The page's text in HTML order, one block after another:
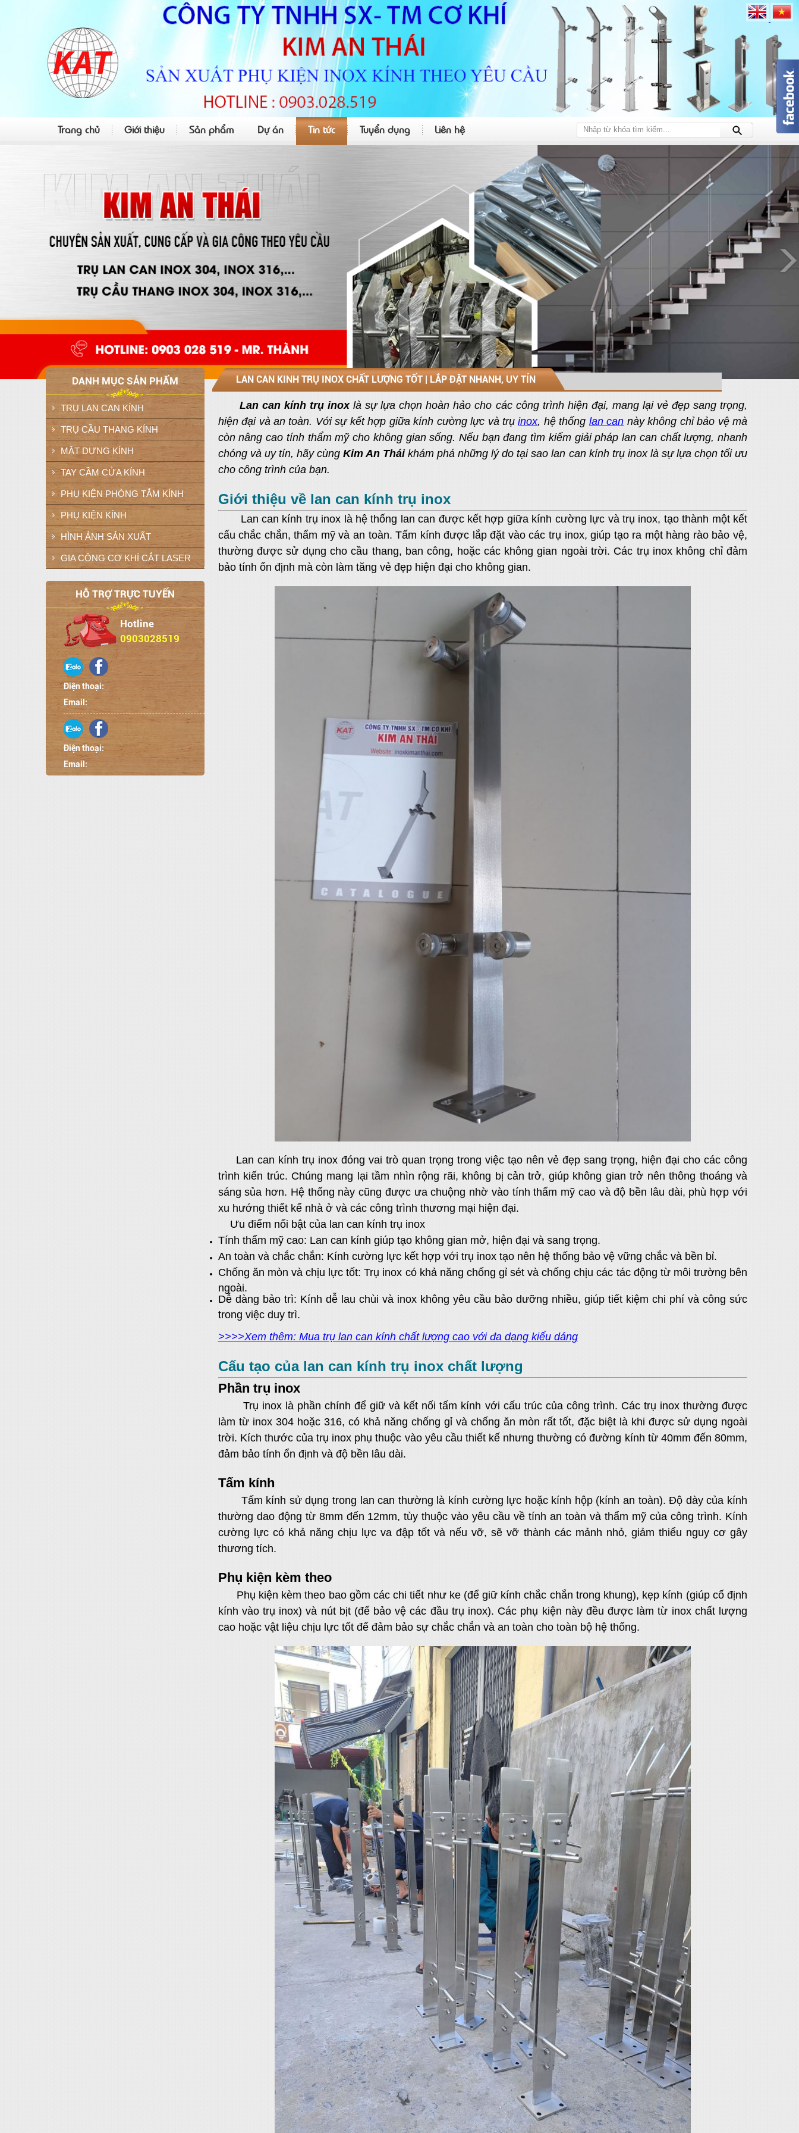
Trang chủ Giới thiệu Sản phẩm Dự án Tin tức Tuyển dụng Liên hệ
DANH MỤC SẢN PHẨM
TRỤ LAN CAN KÍNH
TRỤ CẦU THANG KÍNH
MẶT DỰNG KÍNH
TAY CẦM CỬA KÍNH
PHỤ KIỆN PHÒNG TẮM KÍNH
PHỤ KIỆN KÍNH
HÌNH ẢNH SẢN XUẤT
GIA CÔNG CƠ KHÍ CẮT LASER
HỖ TRỢ TRỰC TUYẾN
Hotline
0903028519
Điện thoại:
Email:
Điện thoại:
Email:
LAN CAN KINH TRỤ INOX CHẤT LƯỢNG TỐT | LẮP ĐẶT NHANH, UY TÍN
Lan can kính trụ inoxlà sự lựa chọn hoàn hảo cho các công trình hiện đại, mang lại vẻ đẹp sang trọng,
hiện đại và an toàn. Với sự kết hợp giữa kính cường lực và trụinox, hệ thống lan can này không chỉ bảo vệ mà
còn nâng cao tính thẩm mỹ cho không gian sống. Nếu bạn đang tìm kiếm giải pháp lan can chất lượng, nhanh
chóng và uy tín, hãy cùng Kim An Tháikhám phá những lý do tại sao lan can kính trụ inox là sự lựa chọn tối ưu
cho công trình của bạn.
Giới thiệu về lan can kính trụ inox
Lan can kính trụ inox là hệ thống lan can được kết hợp giữa kính cường lực và trụ inox, tạo thành một kết
cấu chắc chắn, thẩm mỹ và an toàn. Tấm kính được lắp đặt vào các trụ inox, giúp tạo ra một hàng rào bảo vệ,
thường được sử dụng cho cầu thang, ban công, hoặc các không gian ngoài trời. Các trụ inox không chỉ đảm
bảo tính ổn định mà còn làm tăng vẻ đẹp hiện đại cho không gian.
Lan can kính trụ inox đóng vai trò quan trọng trong việc tạo nên vẻ đẹp sang trọng, hiện đại cho các công
trình kiến trúc. Chúng mang lại tầm nhìn rộng rãi, không bị cản trở, giúp không gian trở nên thông thoáng và
sáng sủa hơn. Hệ thống này cũng được ưa chuộng nhờ vào tính thẩm mỹ cao và độ bền lâu dài, phù hợp với
xu hướng thiết kế nhà ở và các công trình thương mại hiện đại.
Ưu điểm nổi bật của lan can kính trụ inox
Tính thẩm mỹ cao: Lan can kính giúp tạo không gian mở, hiện đại và sang trọng.
An toàn và chắc chắn: Kính cường lực kết hợp với trụ inox tạo nên hệ thống bảo vệ vững chắc và bền bỉ.
Chống ăn mòn và chịu lực tốt: Trụ inox có khả năng chống gỉ sét và chống chịu các tác động từ môi trường bên
ngoài.
Dễ dàng bảo trì: Kính dễ lau chùi và inox không yêu cầu bảo dưỡng nhiều, giúp tiết kiệm chi phí và công sức
trong việc duy trì.
>>>>Xem thêm: Mua trụ lan can kính chất lượng cao với đa dạng kiểu dáng
Cấu tạo của lan can kính trụ inox chất lượng
Phần trụ inox
Trụ inox là phần chính để giữ và kết nối tấm kính với cấu trúc của công trình. Các trụ inox thường được
làm từ inox 304 hoặc 316, có khả năng chống gỉ và chống ăn mòn rất tốt, đặc biệt là khi được sử dụng ngoài
trời. Kích thước của trụ inox phụ thuộc vào yêu cầu thiết kế nhưng thường có đường kính từ 40mm đến 80mm,
đảm bảo tính ổn định và độ bền lâu dài.
Tấm kính
Tấm kính sử dụng trong lan can thường là kính cường lực hoặc kính hộp (kính an toàn). Độ dày của kính
thường dao động từ 8mm đến 12mm, tùy thuộc vào yêu cầu về tính an toàn và thẩm mỹ của công trình. Kính
cường lực có khả năng chịu lực va đập tốt và nếu vỡ, sẽ vỡ thành các mảnh nhỏ, giảm thiểu nguy cơ gây
thương tích.
Phụ kiện kèm theo
Phụ kiện kèm theo bao gồm các chi tiết như ke (để giữ kính chắc chắn trong khung), kẹp kính (giúp cố định
kính vào trụ inox) và nút bịt (để bảo vệ các đầu trụ inox). Các phụ kiện này đều được làm từ inox chất lượng
cao hoặc vật liệu chịu lực tốt để đảm bảo sự chắc chắn và an toàn cho toàn bộ hệ thống.